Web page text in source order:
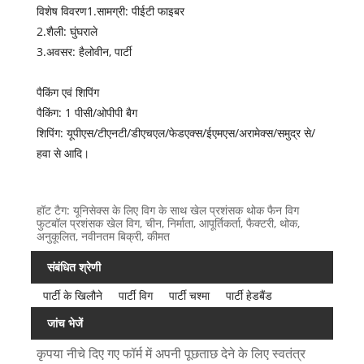
विशेष विवरण1.सामग्री: पीईटी फाइबर
2.शैली: घुंघराले
3.अवसर: हैलोवीन, पार्टी
पैकिंग एवं शिपिंग
पैकिंग: 1 पीसी/ओपीपी बैग
शिपिंग: यूपीएस/टीएनटी/डीएचएल/फेडएक्स/ईएमएस/अरामेक्स/समुद्र से/
हवा से आदि।
हॉट टैग: यूनिसेक्स के लिए विग के साथ खेल प्रशंसक थोक फैन विग
फुटबॉल प्रशंसक खेल विग, चीन, निर्माता, आपूर्तिकर्ता, फैक्टरी, थोक,
अनुकूलित, नवीनतम बिक्री, कीमत
संबंधित श्रेणी
पार्टी के खिलौने
पार्टी विग पार्टी चश्मा
पार्टी हेडबैंड
जांच भेजें
कृपया नीचे दिए गए फॉर्म में अपनी पूछताछ देने के लिए स्वतंत्र